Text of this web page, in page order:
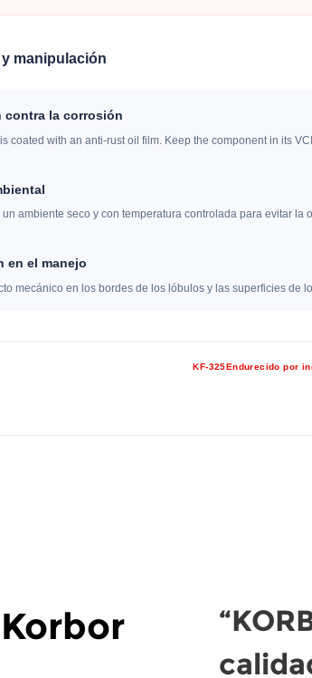
manipulación
contra la corrosión
coated with an anti-rust oil film. Keep the component in its
ambiente seco y con temperatura controlada para evitar
en el manejo
mecánico en los bordes de los lóbulos y las superficies de
KF-325Endurecido por